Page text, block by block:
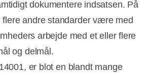
dokumentere indsatsen. På
flere andre standarder være med
arbejde med et eller flere
og delmål.
er blot en blandt mange